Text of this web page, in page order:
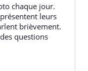
chaque jour.
leurs
brièvement.
questions